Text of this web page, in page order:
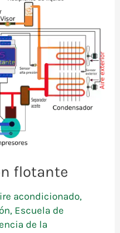
flotante
acondicionado,
, Escuela de
de la